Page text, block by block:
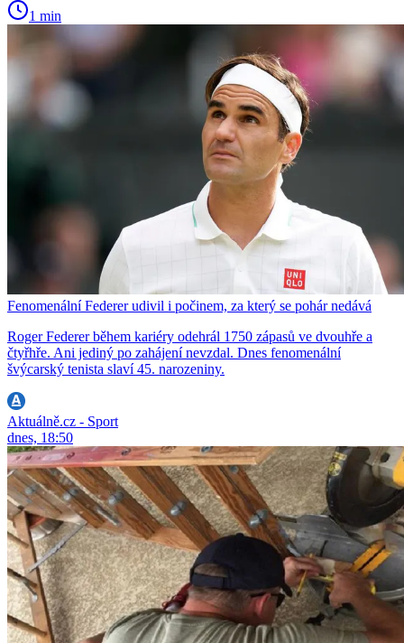
1 min
Fenomenální Federer udivil i počinem, za který se pohár nedává
Roger Federer během kariéry odehrál 1750 zápasů ve dvouhře a
čtyřhře. Ani jediný po zahájení nevzdal. Dnes fenomenální
švýcarský tenista slaví 45. narozeniny.
Aktuálně.cz - Sport
dnes, 18:50